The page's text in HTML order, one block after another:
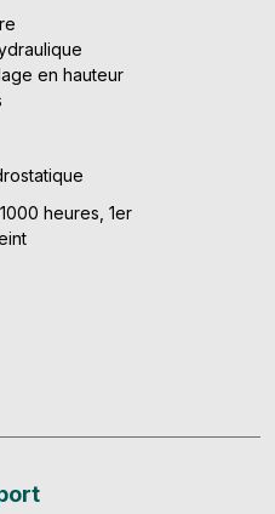
en hauteur
heures, 1er